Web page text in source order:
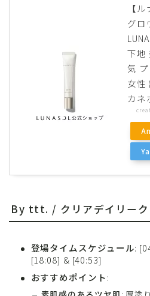
【
グロ
下地
気
女性
カネ
By ttt. / クリアデイリーク
登場タイムスケジュール:
[18:08] & [40:53]
おすすめポイント: